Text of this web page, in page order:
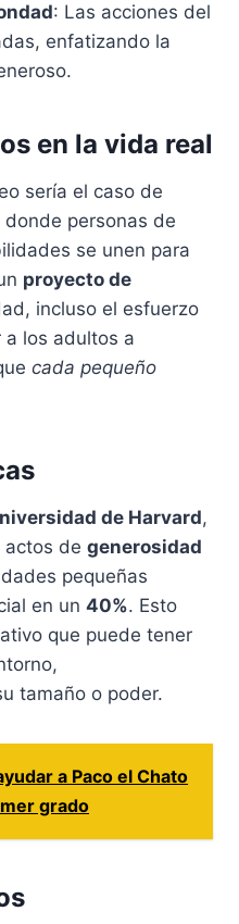
: Las acciones del
enfatizando la
en la vida real
sería el caso de
donde personas de
se unen para
proyecto de
incluso el esfuerzo
a los adultos a
cada pequeño
de Harvard,
actos de generosidad
pequeñas
en un 40%. Esto
que puede tener
tamaño o poder.
a Paco el Chato
grado